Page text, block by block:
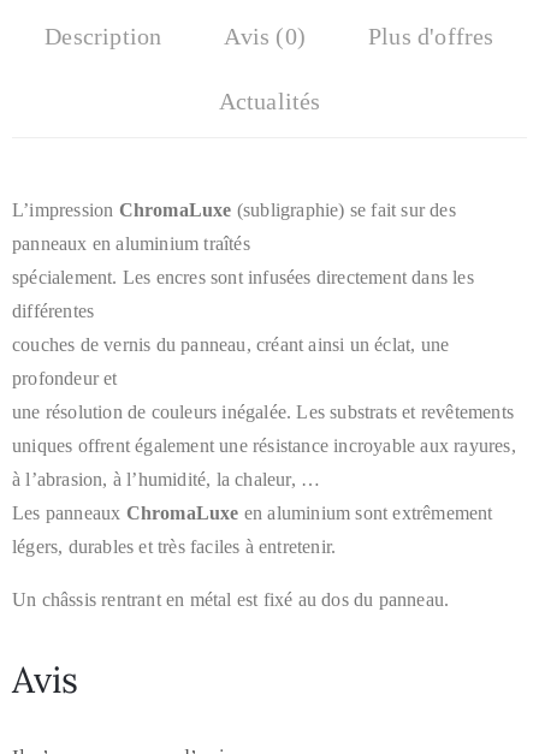
Description Avis (0) Plus d'offres
Actualités
L’impression ChromaLuxe (subligraphie) se fait sur des
panneaux en aluminium traîtés
spécialement. Les encres sont infusées directement dans les
différentes
couches de vernis du panneau, créant ainsi un éclat, une
profondeur et
une résolution de couleurs inégalée. Les substrats et revêtements
uniques offrentégalement une résistance incroyable aux rayures,
à l’abrasion, àl’humidité, la chaleur, …
Les panneaux ChromaLuxe en aluminium sont extrêmement
légers, durables et très faciles à entretenir.
Un châssis rentrant en métal est fixé au dos du panneau.
Avis